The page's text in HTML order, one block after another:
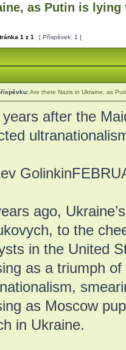
as Putin is lying
1 z 1 [ Příspěvek: 1 ]
Are there Nazis in Ukraine, as
years after the
ago,
to the
in the United
as a triumph
as Moscow
in Ukraine.